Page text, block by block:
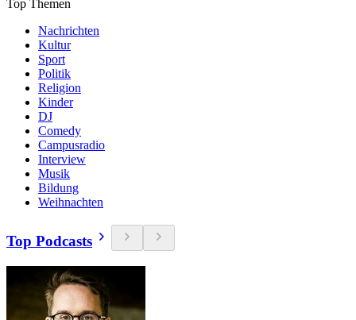
Top Themen
Nachrichten
Kultur
Sport
Politik
Religion
Kinder
DJ
Comedy
Campusradio
Interview
Musik
Bildung
Weihnachten
Top Podcasts